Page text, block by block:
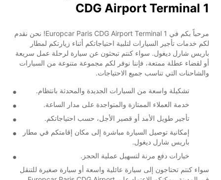
CDG Airport Terminal 1
مرحباً بكم في Europcar Paris CDG Airport Terminal 1! نحن نقدم
لكم خدمات تأجير السيارات لتلبية احتياجاتكم أثناء زيارتكم لمطار
باريس شارل ديغول. سواء كنتم تبحثون عن سيارة لرحلة عمل سريعة
أو لقضاء عطلة ممتعة، فإننا نوفر لكم مجموعة متنوعة من السيارات
والشاحنات التي تناسب جميع الاحتياجات.
تشكيلة واسعة من السيارات الجديدة والمحدثة بانتظام.
خدمة العملاء الممتازة والمتواجدة على مدار الساعة.
تأجير طويل الأمد أو قصير الأجل، حسب احتياجاتكم.
إمكانية توصيل السيارة مباشرة إلى مكان إقامتكم في مطار
باريس شارل ديغول.
خيارات دفع مرنة لتسهيل عملية الحجز.
سواء كنتم تحتاجون إلى سيارة عائلية واسعة أو سيارة صغيرة للتنقل